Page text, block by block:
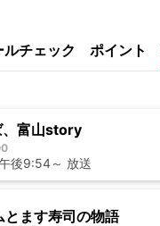
チェック ポイント
、富山story
後9:54～ 放送
ます寿司の物語